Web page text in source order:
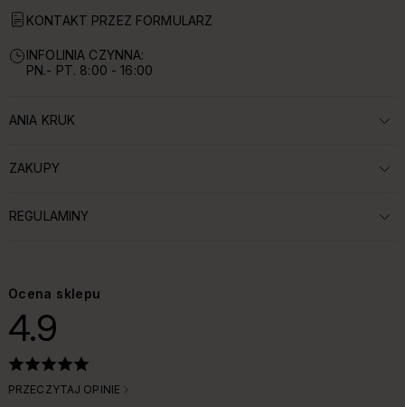
KONTAKT PRZEZ FORMULARZ
INFOLINIA CZYNNA:
PN.- PT. 8:00 - 16:00
ROZWIŃ SEKCJĘ:
ANIA KRUK
ROZWIŃ SEKCJĘ:
ZAKUPY
ROZWIŃ SEKCJĘ:
REGULAMINY
Ocena sklepu
4.9
PRZECZYTAJ OPINIE